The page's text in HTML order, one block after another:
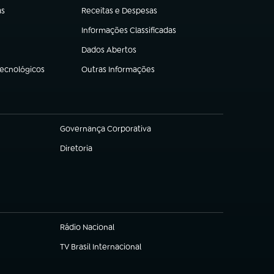
Receitas e Despesas
(abre em nova aba)
Informações Classificadas
(abre em nova aba)
Dados Abertos
(abre em nova aba)
Outras Informações
(abre em nova aba)
Governança Corporativa
(abre em nova aba)
Diretoria
(abre em nova aba)
Rádio Nacional
TV Brasil Internacional
(abre em nova aba)